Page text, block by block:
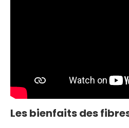
Les bienfaits des